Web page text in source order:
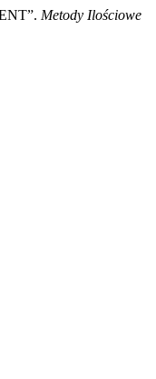
Metody Ilościowe